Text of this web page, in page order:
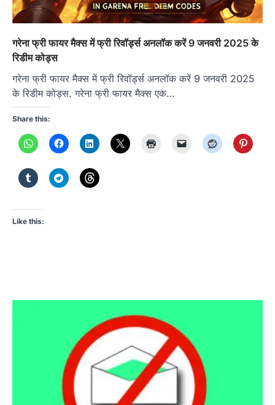
गरेना फ्री फायर मैक्स में फ्री रिवॉर्ड्स अनलॉक करें 9 जनवरी 2025 के
रिडीम कोड्स
गरेना फ्री फायर मैक्स में फ्री रिवॉर्ड्स अनलॉक करें 9 जनवरी 2025
के रिडीम कोड्स. गरेना फ्री फायर मैक्स एक…
Share this:
Like this: